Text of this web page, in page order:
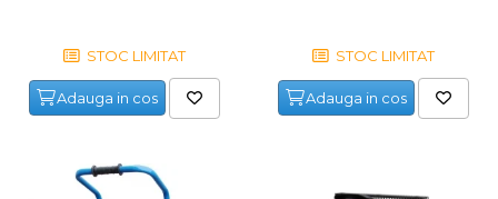
STOC LIMITAT
Adauga in cos
STOC LIMITAT
Adauga in cos